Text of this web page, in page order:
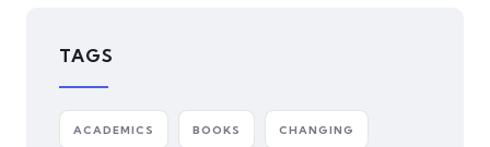
TAGS
ACADEMICS BOOKS CHANGING